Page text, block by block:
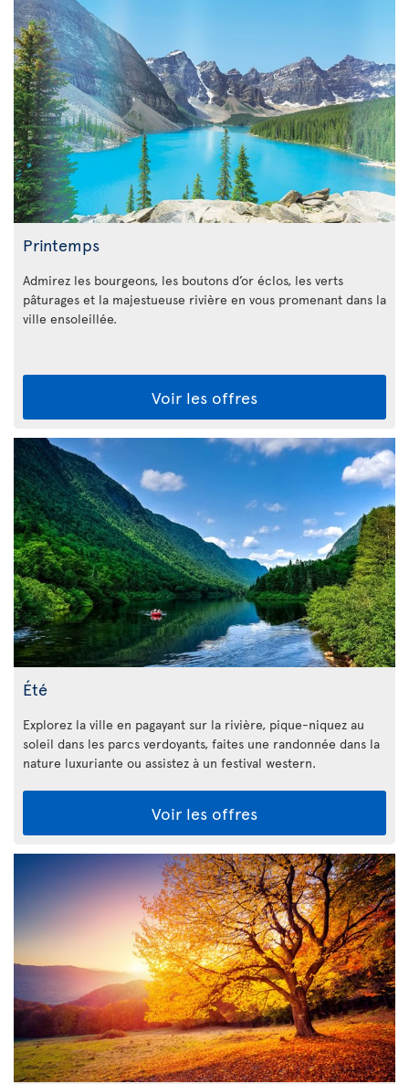
Printemps
Admirez les bourgeons, les boutons d’or éclos, les verts
pâturages et la majestueuse rivière en vous promenant dans la
ville ensoleillée.
Voir les offres
Été
Explorez la ville en pagayant sur la rivière, pique-niquez au
soleil dans les parcs verdoyants, faites une randonnée dans la
nature luxuriante ou assistez à un festival western.
Voir les offres